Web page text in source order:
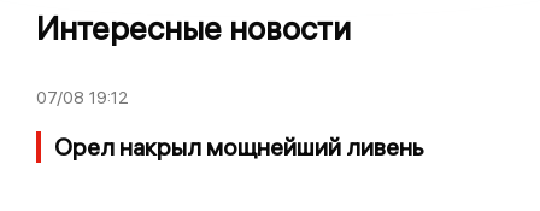
Интересные новости
07/08 19:12
Орел накрыл мощнейший ливень